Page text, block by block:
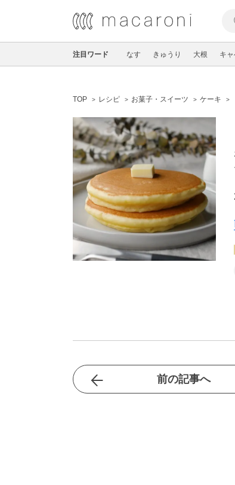
注目ワード なす きゅうり 大根 キ
TOP レシピ お菓子・スイーツ ケーキ
前の記事へ